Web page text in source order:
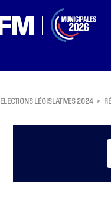
ELECTIONS LÉGISLATIVES 2024 >